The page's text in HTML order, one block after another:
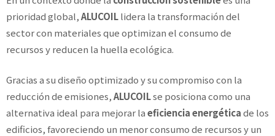
prioridad global,ALUCOILlidera la transformación del
sector con materiales que optimizan el consumo de
recursos y reducen la huella ecológica.
Gracias a su diseño optimizado y su compromiso con la
reducción de emisiones,ALUCOILse posiciona como una
alternativa ideal para mejorar laeficiencia energéticade los
edificios, favoreciendo un menor consumo de recursos y un